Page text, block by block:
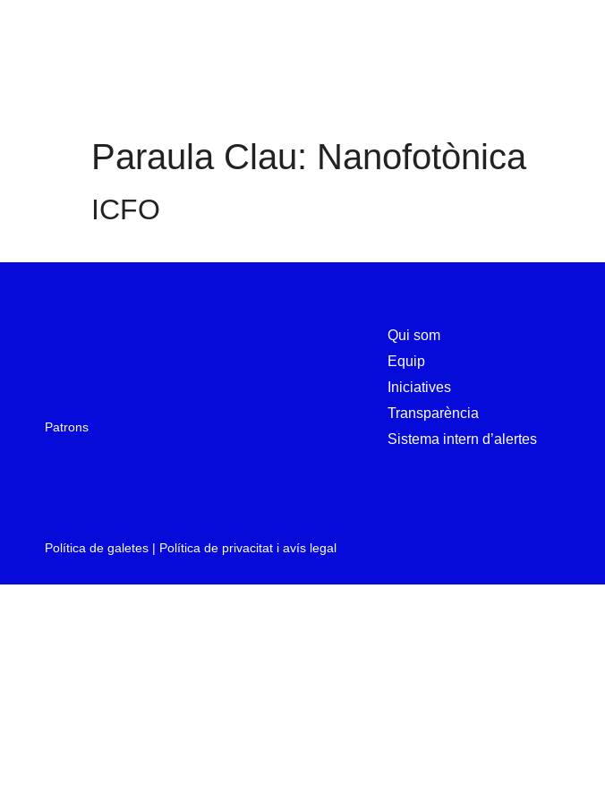
Paraula Clau: Nanofotònica
ICFO
Patrons
Qui som
Equip
Iniciatives
Transparència
Sistema intern d’alertes
Política de galetes | Política de privacitat i avís legal